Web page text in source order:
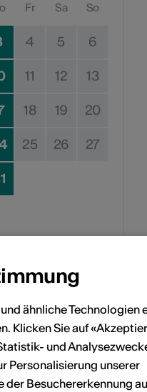
Fr Sa So
4 5 6
11 12 13
18 19 20
25 26 27
hinzuzufügen.
ähnliche Technologien
Klicken Sie auf
und
Personalisierung unserer
der Besuchererkennung